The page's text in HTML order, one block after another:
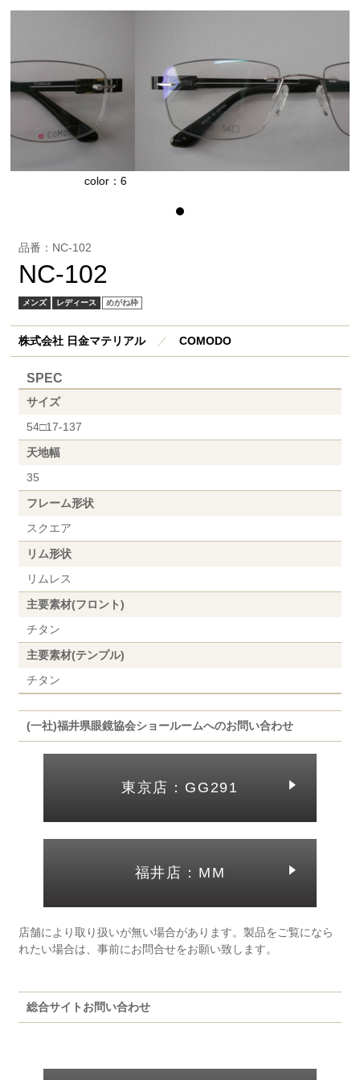
品番：NC-102
NC-102
メンズ レディース めがね枠
株式会社 日金マテリアル／COMODO
SPEC
サイズ
54□17-137
天地幅
35
フレーム形状
スクエア
リム形状
リムレス
主要素材(フロント)
チタン
主要素材(テンプル)
チタン
(一社)福井県眼鏡協会ショールームへのお問い合わせ
東京店：GG291
福井店：MM
店舗により取り扱いが無い場合があります。製品をご覧になら
れたい場合は、事前にお問合せをお願い致します。
総合サイトお問い合わせ